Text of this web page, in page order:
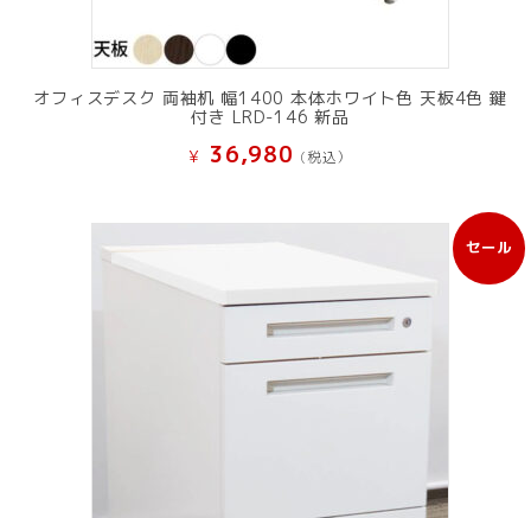
オフィスデスク 両袖机 幅1400 本体ホワイト色 天板4色 鍵
付き LRD-146 新品
¥ 36,980 (税込）
セール
販
売